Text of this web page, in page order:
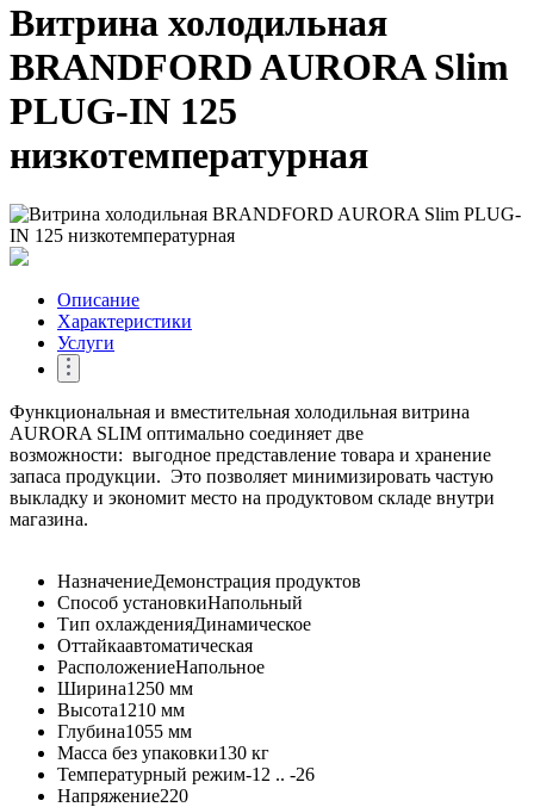
Витрина холодильная
BRANDFORD AURORA Slim
PLUG-IN 125
низкотемпературная
Описание
Характеристики
Услуги
Функциональная и вместительная холодильная витрина
AURORA SLIM оптимально соединяет две
возможности: выгодное представление товара и хранение
запаса продукции. Это позволяет минимизировать частую
выкладку и экономит место на продуктовом складе внутри
магазина.
НазначениеДемонстрация продуктов
Способ установкиНапольный
Тип охлажденияДинамическое
Оттайкаавтоматическая
РасположениеНапольное
Ширина1250 мм
Высота1210 мм
Глубина1055 мм
Масса без упаковки130 кг
Температурный режим-12 .. -26
Напряжение220